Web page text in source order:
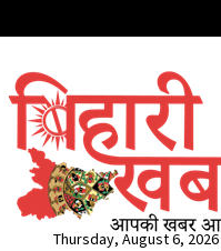
Thursday, August 6, 2026